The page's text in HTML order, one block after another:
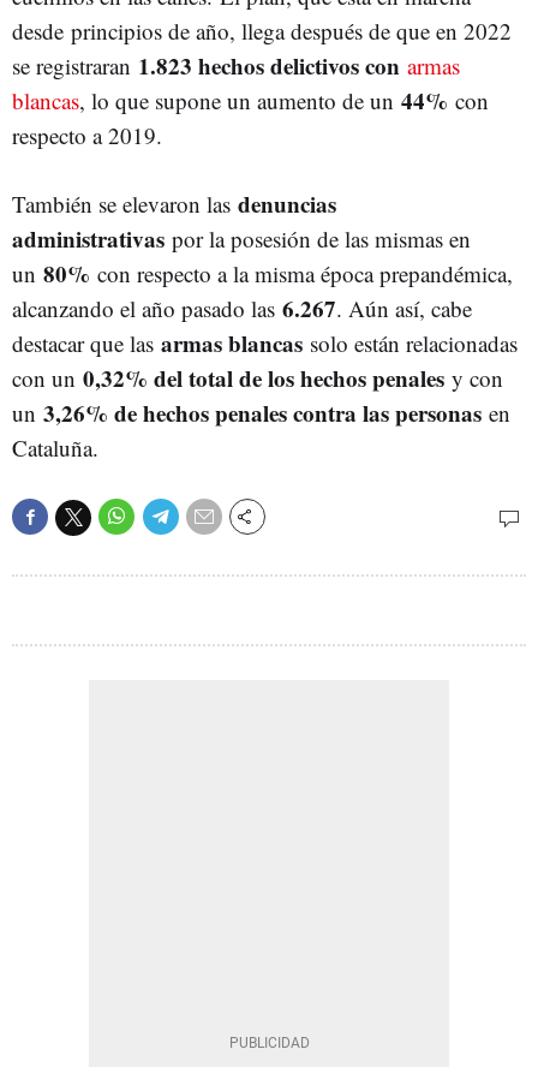
desde principios de año, llega después de que en 2022
se registraran 1.823 hechos delictivos con armas
blancas, lo que supone un aumento de un 44% con
respecto a 2019.
También se elevaron las denuncias
administrativas por la posesión de las mismas en
un 80% con respecto a la misma época prepandémica,
alcanzando el año pasado las 6.267. Aún así, cabe
destacar que las armas blancas solo están relacionadas
con un 0,32% del total de los hechos penales y con
un 3,26% de hechos penales contra las personas en
Cataluña.